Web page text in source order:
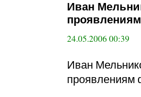
Иван
24.05.2006 00:39
Иван